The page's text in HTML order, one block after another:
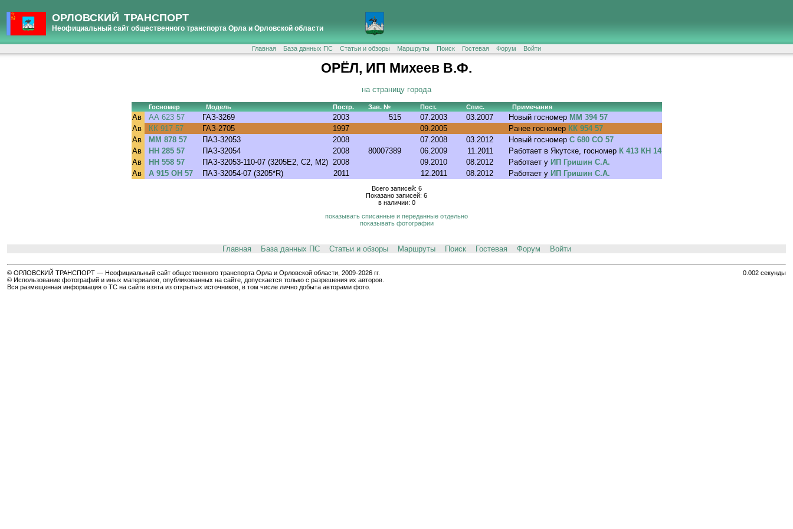
ОРЛОВСКИЙ ТРАНСПОРТ
Неофициальный сайт общественного транспорта Орла и Орловской области
Главная База данных ПС Статьи и обзоры Маршруты Поиск Гостевая Форум Войти
ОРЁЛ, ИП Михеев В.Ф.
на страницу города
Госномер Модель Постр. Зав. № Пост. Спис. Примечания
Ав АА 623 57 ГАЗ-3269 2003 515 07.2003 03.2007 Новый госномер ММ 394 57
Ав
КК 917 57 ГАЗ-2705 1997 09.2005 Ранее госномер КК 954 57
Ав
ММ 878 57 ПАЗ-32053 2008 07.2008 03.2012 Новый госномер С 680 СО 57
Ав
НН 285 57 ПАЗ-32054 2008 80007389 06.2009 11.2011 Работает в Якутске, госномер К 413 КН 14
Ав
НН 558 57 ПАЗ-32053-110-07 (3205E2, C2, M2) 2008 09.2010 08.2012 Работает у ИП Гришин С.А.
Ав
А 915 ОН 57 ПАЗ-32054-07 (3205*R) 2011 12.2011 08.2012 Работает у ИП Гришин С.А.
Всего записей: 6
Показано записей: 6
в наличии: 0
показывать списанные и переданные отдельно
показывать фотографии
Главная База данных ПС Статьи и обзоры Маршруты Поиск Гостевая Форум Войти
0.002 секунды
© ОРЛОВСКИЙ ТРАНСПОРТ — Неофициальный сайт общественного транспорта Орла и Орловской области, 2009-2026 гг.
© Использование фотографий и иных материалов, опубликованных на сайте, допускается только с разрешения их авторов.
Вся размещенная информация о ТС на сайте взята из открытых источников, в том числе лично добыта авторами фото.